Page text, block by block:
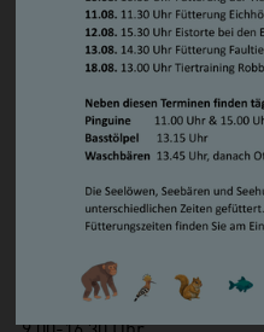
Steppenlemming
Südamerikanischer
Zwergotter
Waschbär
Vögel
Basstölpel
Brandgans
Magellan-
Eiderente
Humboldtpinguin
Kea
6-12 Stunden behutsam
Jungtiere meistens unter
Brust. Alle zwei bis drei
wach und schreien
umher und mit der
der vier Zitzen gefunden,
Vorderbeinen befinden.
Schlafen angesagt.
Ihnen ab sofort Einblicke
während der